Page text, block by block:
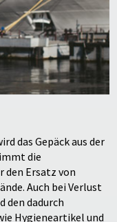
das Gepäck aus der
die
den Ersatz von
Auch bei Verlust
den dadurch
Hygieneartikel und